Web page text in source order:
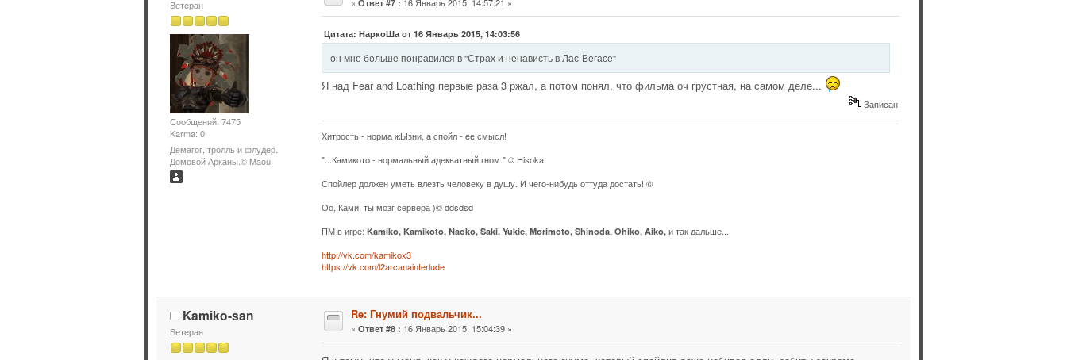
Ветеран
Сообщений: 7475
Karma: 0
Демагог, тролль и флудер.
Домовой Арканы.© Maou
Ответ #7 :
Цитата: НаркоШа от 16 Январь 2015, 14:03:56
он мне больше понравился в "Страх и ненависть в Лас-Вегасе"
Я над Fear and Loathing первые раза 3 ржал, а потом понял, что фильма оч грустная, на самом деле...
Записан
Хитрость - норма жЫзни, а спойл - ее смысл!
"...Камикото - нормальный адекватный гном." © Hisoka.
Спойлер должен уметь влезть человеку в душу. И чего-нибудь оттуда достать! ©
Оо, Ками, ты мозг сервера )© ddsdsd
ПМ в игре: Kamiko, Kamikoto, Naoko, Saki, Yukie, Morimoto, Shinoda, Ohiko, Aiko, и так дальше...
http://vk.com/kamikox3
https://vk.com/l2arcanainterlude
Kamiko-san
Ветеран
Re: Гнумий подвальчик...
« Ответ #8 : 16 Январь 2015, 15:04:39 »